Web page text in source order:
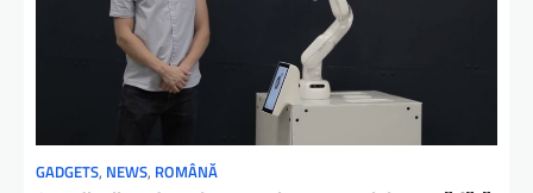
GADGETS, NEWS, ROMÂNĂ